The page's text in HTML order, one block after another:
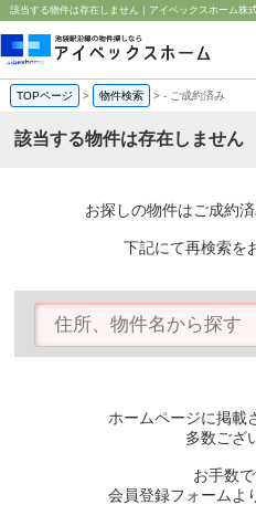
該当する物件は存在しません｜アイベックスホーム株
TOPページ > 物件検索 >- ご成約済み
該当する物件は存在しません
お探しの物件はご成約
下記にて再検索を
ホームページに掲載
多数ござ
お手数で
会員登録フォームよ